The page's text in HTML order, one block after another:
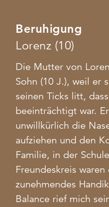
Beruhigung
Lorenz (10)
Die Mutter von
Sohn (10 J.), weil er
seinen Ticks litt,
beeinträchtigt war.
unwillkürlich die
aufziehen und den
Familie, in der
Freundeskreis
zunehmendes
Balance rief mich